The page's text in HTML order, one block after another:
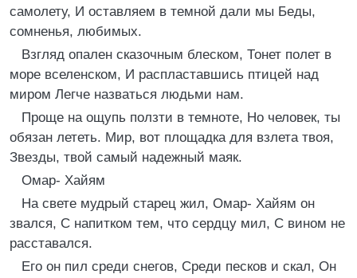
самолету, И оставляем в темной дали мы Беды,
сомненья, любимых.
Взгляд опален сказочным блеском, Тонет полет в
море вселенском, И распластавшись птицей над
миром Легче назваться людьми нам.
Проще на ощупь ползти в темноте, Но человек, ты
обязан лететь. Мир, вот площадка для взлета твоя,
Звезды, твой самый надежный маяк.
Омар- Хайям
На свете мудрый старец жил, Омар- Хайям он
звался, С напитком тем, что сердцу мил, С вином не
расставался.
Его он пил среди снегов, Среди песков и скал, Он